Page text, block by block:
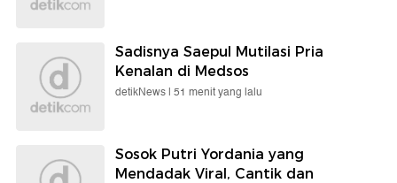
Sadisnya Saepul Mutilasi Pria
Kenalan di Medsos
detikNews | 51 menit yang lalu
Sosok Putri Yordania yang
Mendadak Viral, Cantik dan